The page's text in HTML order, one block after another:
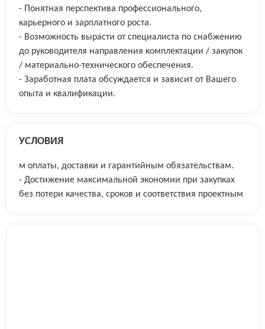
- Понятная перспектива профессионального,
карьерного и зарплатного роста.
- Возможность вырасти от специалиста по снабжению
до руководителя направления комплектации / закупок
/ материально-технического обеспечения.
- Заработная плата обсуждается и зависит от Вашего
опыта и квалификации.
УСЛОВИЯ
м оплаты, доставки и гарантийным обязательствам.
- Достижение максимальной экономии при закупках
без потери качества, сроков и соответствия проектным